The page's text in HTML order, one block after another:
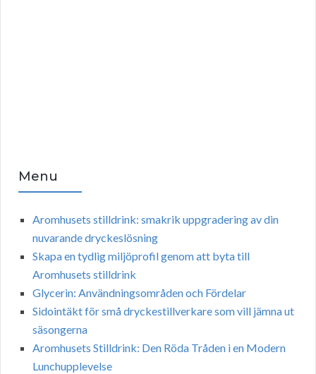
Menu
Aromhusets stilldrink: smakrik uppgradering av din
nuvarande dryckeslösning
Skapa en tydlig miljöprofil genom att byta till
Aromhusets stilldrink
Glycerin: Användningsområden och Fördelar
Sidointäkt för små dryckestillverkare som vill jämna ut
säsongerna
Aromhusets Stilldrink: Den Röda Tråden i en Modern
Lunchupplevelse